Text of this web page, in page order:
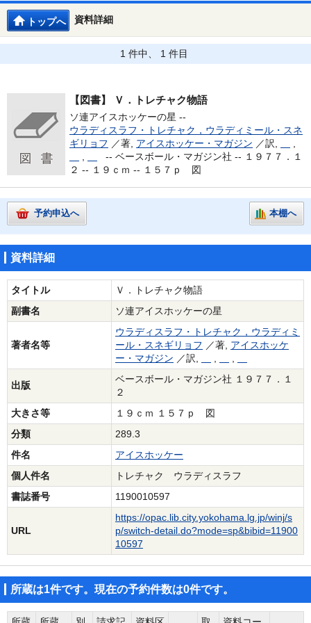
資料詳細
トップへ
1 件中、 1 件目
【図書】 Ｖ．トレチャク物語
ソ連アイスホッケーの星 --
ウラディスラフ・トレチャク，ウラディミール・スネ
ギリョフ ／著, アイスホッケー・マガジン ／訳,
,
,
-- ベースボール・マガジン社 -- １９７７．１
２ -- １９ｃｍ -- １５７ｐ 図
予約申込へ 本棚へ
資料詳細
タイトル
Ｖ．トレチャク物語
副書名
ソ連アイスホッケーの星
著者名等
ウラディスラフ・トレチャク，ウラディミ
ール・スネギリョフ ／著, アイスホッケ
ー・マガジン ／訳, , ,
出版
ベースボール・マガジン社 １９７７．１
２
大きさ等
１９ｃｍ １５７ｐ 図
分類
289.3
件名
アイスホッケー
個人件名
トレチャク ウラディスラフ
書誌番号
1190010597
URL
https://opac.lib.city.yokohama.lg.jp/winj/s
p/switch-detail.do?mode=sp&bibid=11900
10597
所蔵は1件です。現在の予約件数は0件です。